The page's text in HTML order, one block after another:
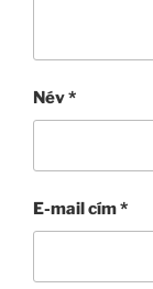
Név*
E-mail cím*